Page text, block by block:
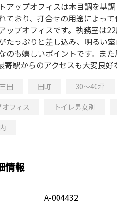
アップオフィスは木目調を基
ており、打合せの用途によっ
ップオフィスです。執務室は
たっぷりと差し込み、明るい
のも嬉しいポイントです。ま
寄駅からのアクセスも大変良
三田 田町 30～40坪
オフィス トイレ男女別
情報
A-004432